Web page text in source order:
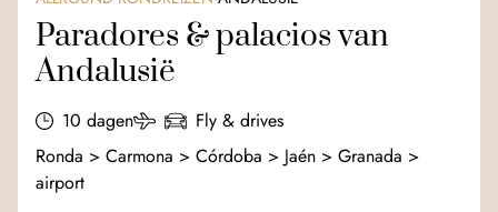
Paradores & palacios van
Andalusië
10 dagen
Fly & drives
Ronda > Carmona > Córdoba > Jaén > Granada >
airport